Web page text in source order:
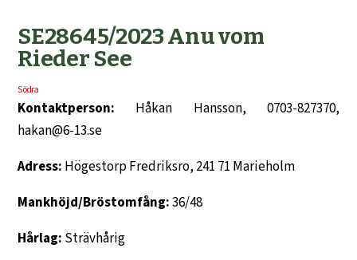
SE28645/2023 Anu vom
Rieder See
Södra
Kontaktperson: Håkan Hansson, 0703-827370,
hakan@6-13.se
Adress: Högestorp Fredriksro, 241 71 Marieholm
Mankhöjd/Bröstomfång:36/48
Hårlag: Strävhårig